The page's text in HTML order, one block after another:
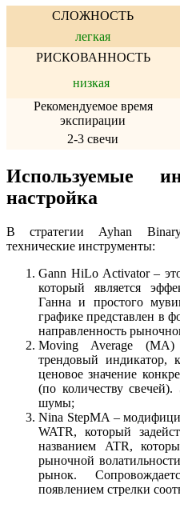
СЛОЖНОСТЬ
легкая
РИСКОВАННОСТЬ
низкая
Рекомендуемое время
экспирации
2-3 свечи
Используемые
настройка
В стратегии Ayhan
технические инструменты:
Gann HiLo Activator –
который является
Ганна и простого
графике представлен в
направленность
Moving Average
трендовый индикатор,
ценовое значение
(по количеству
шумы;
Nina StepMA –
WATR, который
названием ATR,
рыночной
рынок.
появлением стрелки